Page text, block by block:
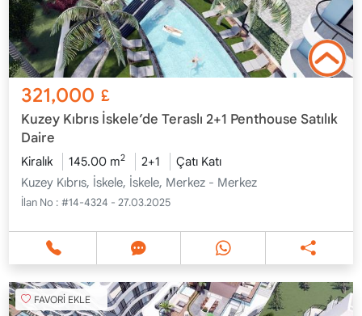
321,000 £
Kuzey Kıbrıs İskele’de Teraslı 2+1 Penthouse Satılık
Daire
Kiralık 145.00 m2 2+1
Çatı Katı
Kuzey Kıbrıs, İskele, İskele, Merkez - Merkez
İlan No : #14-4324 - 27.03.2025
FAVORİ EKLE